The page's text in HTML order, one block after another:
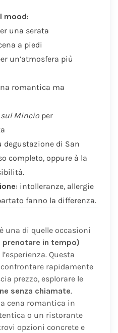
mood:
una serata
a piedi
un’atmosfera più
romantica ma
sul Mincio per
degustazione di San
completo, oppure à la
: intolleranze, allergie
fanno la differenza.
una di quelle occasioni
prenotare in tempo)
Questa
rapidamente
prezzo, esplorare le
senza chiamate.
cena romantica in
o un ristorante
opzioni concrete e